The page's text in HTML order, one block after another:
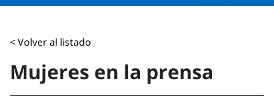
< Volver al listado
Mujeres en la prensa